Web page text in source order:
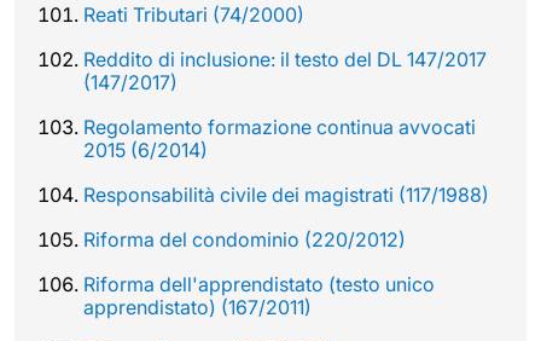
Reati Tributari (74/2000)
Reddito di inclusione: il testo del DL 147/2017
(147/2017)
Regolamento formazione continua avvocati
2015 (6/2014)
Responsabilità civile dei magistrati (117/1988)
Riforma del condominio (220/2012)
Riforma dell'apprendistato (testo unico
apprendistato) (167/2011)